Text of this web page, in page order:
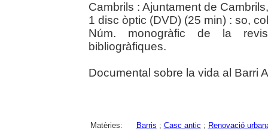
Cambrils : Ajuntament de
1 disc òptic (DVD) (25 min) : so,
Núm. monogràfic de la
bibliogràfiques.
Documental sobre la vida al Barri
Matèries: Barris ; Casc antic ; Renovació